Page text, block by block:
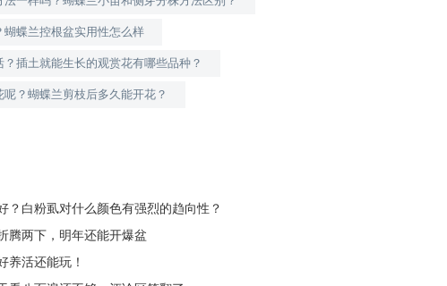
蝶兰控根盆实用性怎么样
插土就能生长的观赏花有哪些品种？
？蝴蝶兰剪枝后多久能开花？
？白粉虱对什么颜色有强烈的趋向性？
腾两下，明年还能开爆盆
养活还能玩！